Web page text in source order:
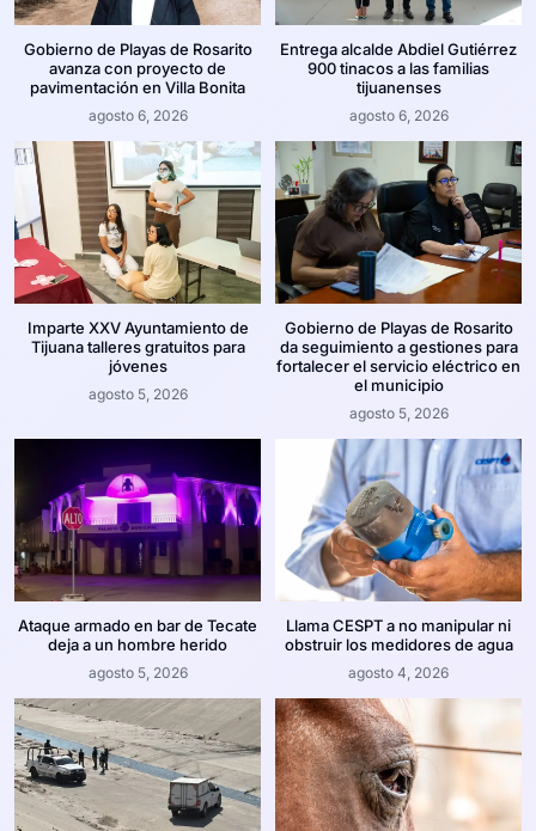
Gobierno de Playas de Rosarito
avanza con proyecto de
pavimentación en Villa Bonita
agosto 6, 2026
Entrega alcalde Abdiel Gutiérrez
900 tinacos a las familias
tijuanenses
agosto 6, 2026
Imparte XXV Ayuntamiento de
Tijuana talleres gratuitos para
jóvenes
agosto 5, 2026
Gobierno de Playas de Rosarito
da seguimiento a gestiones para
fortalecer el servicio eléctrico en
el municipio
agosto 5, 2026
Ataque armado en bar de Tecate
deja a un hombre herido
agosto 5, 2026
Llama CESPT a no manipular ni
obstruir los medidores de agua
agosto 4, 2026